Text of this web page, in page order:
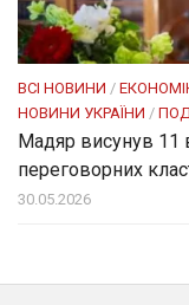
ВСІ НОВИНИ /
НОВИНИ УКРАЇНИ /
Мадяр висунув 11
переговорних
30.05.2026